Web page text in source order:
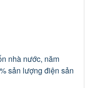
nhà nước, năm
sản lượng điện sản